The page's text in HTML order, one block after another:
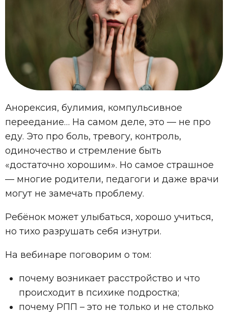
Анорексия, булимия, компульсивное
переедание… На самом деле, это — не про
еду. Это про боль, тревогу, контроль,
одиночество и стремление быть
«достаточно хорошим». Но самое страшное
— многие родители, педагоги и даже врачи
могут не замечать проблему.
Ребёнок может улыбаться, хорошо учиться,
но тихо разрушать себя изнутри.
На вебинаре поговорим о том:
почему возникает расстройство и что
происходит в психике подростка;
почему РПП – это не только и не столько